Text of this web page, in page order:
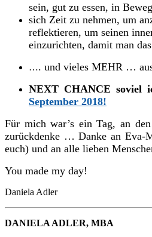
sein, gut zu essen, in
sich Zeit zu nehmen, um
reflektieren, um seinen
einzurichten, damit man
…. und vieles MEHR …
NEXT CHANCE soviel
September 2018!
Für mich war’s ein Tag, an
zurückdenke … Danke an Eva-
euch) und an alle lieben
You made my day!
Daniela Adler
DANIELA ADLER, MBA